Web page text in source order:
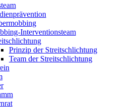
Interventionsteam
Prinzip der Streitschlichtung
Team der Streitschlichtung